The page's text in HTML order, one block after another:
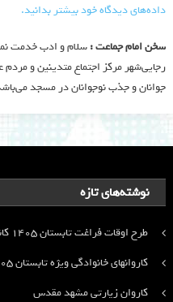
داده‌های دیدگاه خود بیشتر بدانید.
سخن امام جماعت :سلام و ادب خدمت
رجایی‌شهر مرکز اجتماع متدینین و
جوانان و جذب نوجوانان در مسجد
نوشته‌های تازه
طرح اوقات فراغت تابستان ۱۴۰۵ کانون فرهنگی هنری
کاروانهای خانوادگی ویژه تابستان ۱۴۰۵
کاروان زیارتی مشهد مقدس